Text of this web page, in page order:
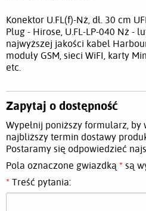
Konektor U.FL(f)-Nż, dł. 30 cm UFL
Plug - Hirose, U.FL-LP-040 Nż -
najwyższej jakości kabel
moduły GSM, sieci WiFI, karty
etc.
Zapytaj o dostępność
Wypełnij poniższy formularz, by
najbliższy termin dostawy
Postaramy się odpowiedzieć
Pola oznaczone gwiazdką * są
* Treść pytania: